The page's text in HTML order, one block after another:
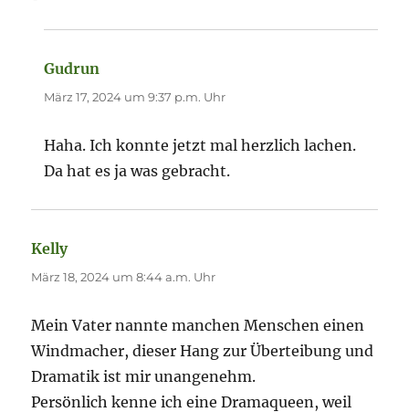
Gudrun
März 17, 2024 um 9:37 p.m. Uhr
Haha. Ich konnte jetzt mal herzlich lachen.
Da hat es ja was gebracht.
Kellysagt:
März 18, 2024 um 8:44 a.m. Uhr
Mein Vater nannte manchen Menschen einen
Windmacher, dieser Hang zur Überteibung und
Dramatik ist mir unangenehm.
Persönlich kenne ich eine Dramaqueen, weil